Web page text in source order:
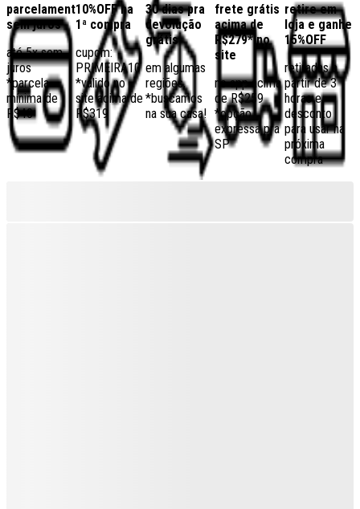
parcelamento
sem juros
até 5x sem
juros
*parcela
mínima de
R$40
10%OFF na
1ª compra
cupom:
PRIMEIRA10
*válido no
site acima de
R$319
30 dias pra
devolução
grátis
em algumas
regiões,
*buscamos
na sua casa!
frete grátis
acima de
R$279* no
site
no app acima
de R$259
*opção
expressa pra
SP
retire em
loja e ganhe
15%OFF
retiradas a
partir de 3
horas e
desconto
para usar na
próxima
compra